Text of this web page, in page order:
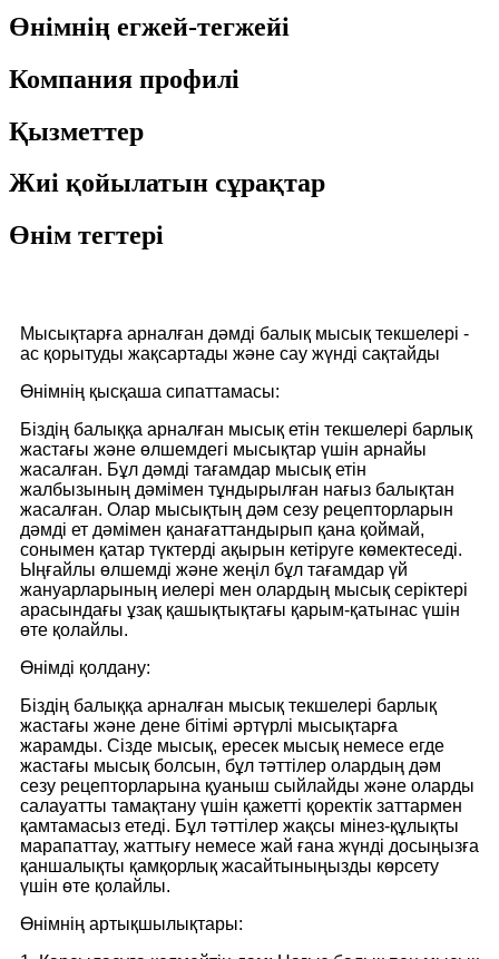
Өнімнің егжей-тегжейі
Компания профилі
Қызметтер
Жиі қойылатын сұрақтар
Өнім тегтері
Мысықтарға арналған дәмді балық мысық текшелері -
ас қорытуды жақсартады және сау жүнді сақтайды
Өнімнің қысқаша сипаттамасы:
Біздің балыққа арналған мысық етін текшелері барлық
жастағы және өлшемдегі мысықтар үшін арнайы
жасалған. Бұл дәмді тағамдар мысық етін
жалбызының дәмімен тұндырылған нағыз балықтан
жасалған. Олар мысықтың дәм сезу рецепторларын
дәмді ет дәмімен қанағаттандырып қана қоймай,
сонымен қатар түктерді ақырын кетіруге көмектеседі.
Ыңғайлы өлшемді және жеңіл бұл тағамдар үй
жануарларының иелері мен олардың мысық серіктері
арасындағы ұзақ қашықтықтағы қарым-қатынас үшін
өте қолайлы.
Өнімді қолдану:
Біздің балыққа арналған мысық текшелері барлық
жастағы және дене бітімі әртүрлі мысықтарға
жарамды. Сізде мысық, ересек мысық немесе егде
жастағы мысық болсын, бұл тәттілер олардың дәм
сезу рецепторларына қуаныш сыйлайды және оларды
салауатты тамақтану үшін қажетті қоректік заттармен
қамтамасыз етеді. Бұл тәттілер жақсы мінез-құлықты
марапаттау, жаттығу немесе жай ғана жүнді досыңызға
қаншалықты қамқорлық жасайтыныңызды көрсету
үшін өте қолайлы.
Өнімнің артықшылықтары: